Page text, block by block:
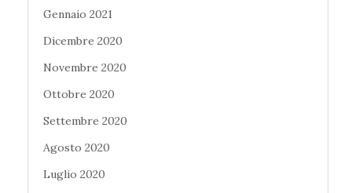
Gennaio 2021
Dicembre 2020
Novembre 2020
Ottobre 2020
Settembre 2020
Agosto 2020
Luglio 2020